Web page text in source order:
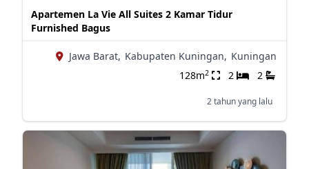
Apartemen La Vie All Suites 2 Kamar Tidur
Furnished Bagus
Jawa Barat, Kabupaten Kuningan, Kuningan
128m2 2 2
2 tahun yang lalu